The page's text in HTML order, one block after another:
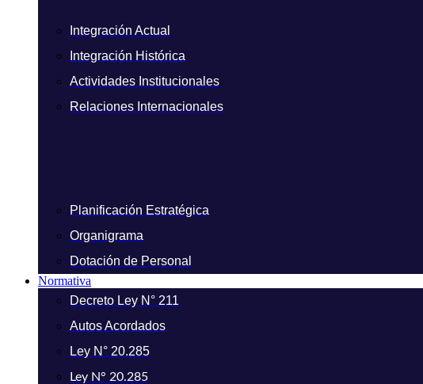
Integración Actual
Integración Histórica
Actividades Institucionales
Relaciones Internacionales
Planificación Estratégica
Organigrama
Dotación de Personal
Normativa
Decreto Ley N° 211
Autos Acordados
Ley N° 20.285
Ley N° 20.285